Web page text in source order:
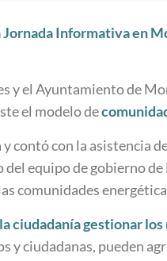
Informativa en
y el Ayuntamiento de
el modelo de
contó con la asistencia
del equipo de gobierno
comunidades
ciudadanía gestionar
y ciudadanas, pueden